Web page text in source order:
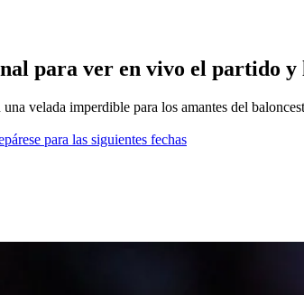
para ver en vivo el partido y
velada imperdible para los amantes del
para las siguientes fechas